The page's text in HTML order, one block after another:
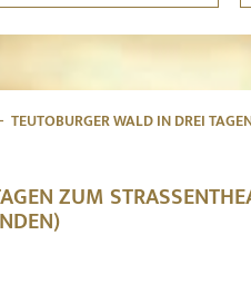
TEUTOBURGER WALD IN DREI
ZUM